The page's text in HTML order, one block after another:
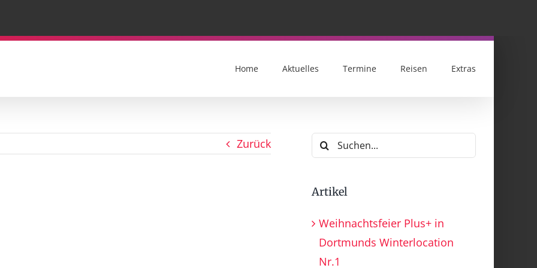
Home Aktuelles Termine Reisen Extras
Zurück
Suche
nach:
Artikel
Weihnachtsfeier Plus+ in
Dortmunds Winterlocation
Nr.1